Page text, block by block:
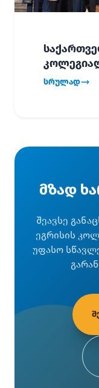
სრულად
მზად
შეავსე
ეგრისის
უფასო